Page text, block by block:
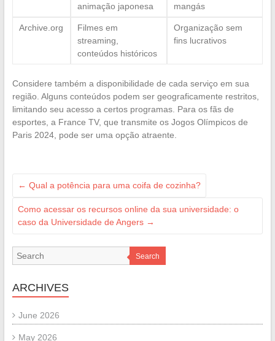
animação japonesa
mangás
Archive.org
Filmes em
streaming,
conteúdos históricos
Organização sem
fins lucrativos
Considere também a disponibilidade de cada serviço em sua
região. Alguns conteúdos podem ser geograficamente restritos,
limitando seu acesso a certos programas. Para os fãs de
esportes, a France TV, que transmite os Jogos Olímpicos de
Paris 2024, pode ser uma opção atraente.
← Qual a potência para uma coifa de cozinha?
Como acessar os recursos online da sua universidade: o
caso da Universidade de Angers →
Search
ARCHIVES
June 2026
May 2026